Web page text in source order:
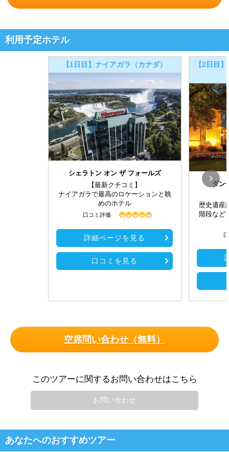
利用予定ホテル
【1日目】ナイアガラ（カナダ）
シェラトン オン ザ フォールズ
【最新クチコミ】
ナイアガラで最高のロケーションと眺
めのホテル
口コミ評価
詳細ページを見る
口コミを見る
【2日目
ダン
歴史遺産
階段など
空席問い合わせ（無料）
このツアーに関するお問い合わせはこちら
お問い合わせ
あなたへのおすすめツアー